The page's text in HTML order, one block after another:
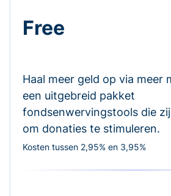
Free
Haal meer geld op via meer
een uitgebreid pakket
fondsenwervingstools die
om donaties te stimuleren.
Kosten tussen 2,95% en 3,95%